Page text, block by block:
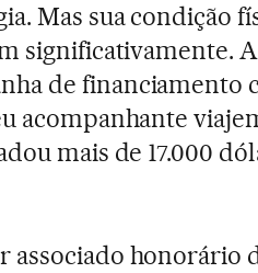
Mas sua condição
significativamente.
de financiamento
acompanhante
mais de 17.000
associado honorário